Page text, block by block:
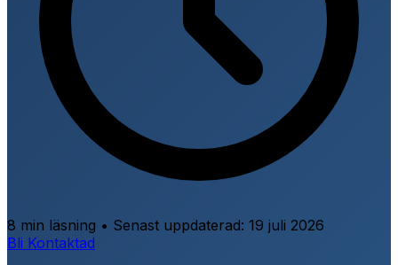
8 min läsning • Senast uppdaterad: 19 juli 2026
Bli Kontaktad